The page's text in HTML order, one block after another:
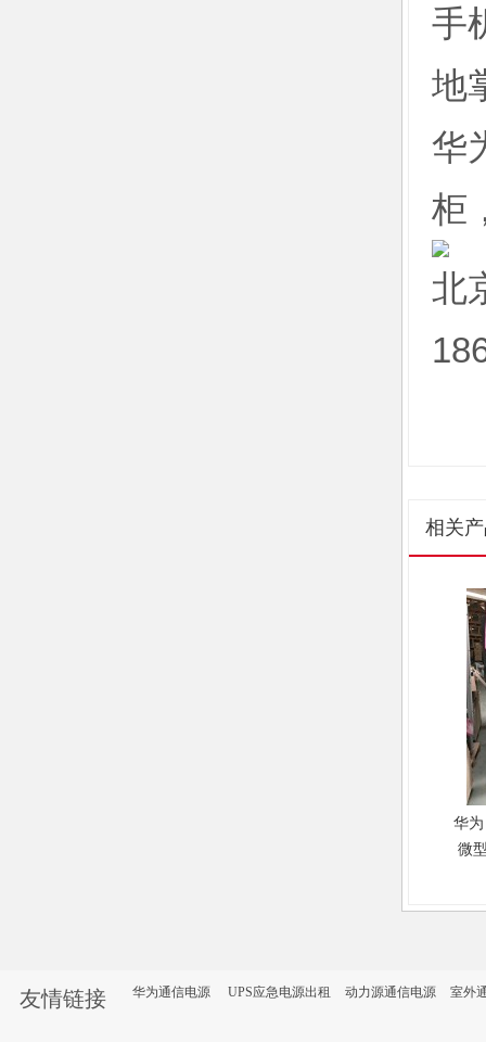
手
地
华
柜
北
相关
华为
微
友情链接 华为通信电源 室外
动力源通信电源
UPS应急电源出租